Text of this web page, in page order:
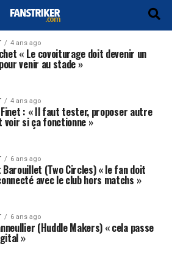
4 ans ago
« Le covoiturage doit devenir un
venir au stade »
4 ans ago
: « Il faut tester, proposer autre
voir si ça fonctionne »
6 ans ago
Barouillet (Two Circles) « le fan doit
avec le club hors matchs »
6 ans ago
(Huddle Makers) « cela passe
»